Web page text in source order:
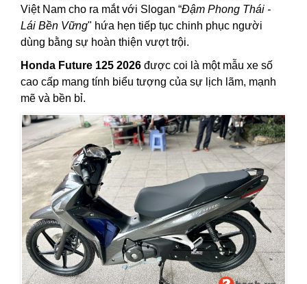
Việt Nam cho ra mắt với Slogan “Đậm Phong Thái -
Lái Bền Vững" hứa hẹn tiếp tục chinh phục người
dùng bằng sự hoàn thiện vượt trội.
Honda Future 125 2026 được coi là một mẫu xe số
cao cấp mang tính biểu tượng của sự lịch lãm, mạnh
mẽ và bền bỉ.